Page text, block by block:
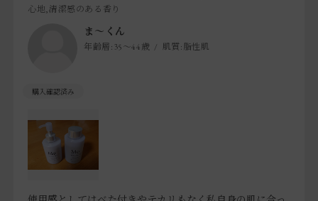
心地,清潔感のある香り
ま～くん
年齢層: 35～44歳 肌質: 脂性肌